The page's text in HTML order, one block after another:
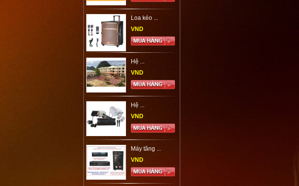
Loa kéo ...
VND
Hệ ...
VND
Hệ ...
VND
Máy tăng ...
VND